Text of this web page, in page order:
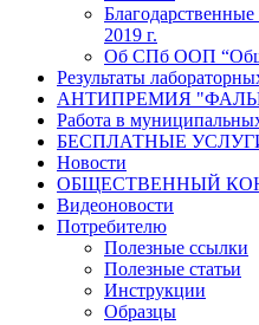
2019 г.
Об СПб ООП
Результаты
АНТИПРЕМИЯ
Работа в
БЕСПЛАТНЫЕ
Новости
ОБЩЕСТВЕННЫЙ
Видеоновости
Потребителю
Полезные ссылки
Полезные статьи
Инструкции
Образцы